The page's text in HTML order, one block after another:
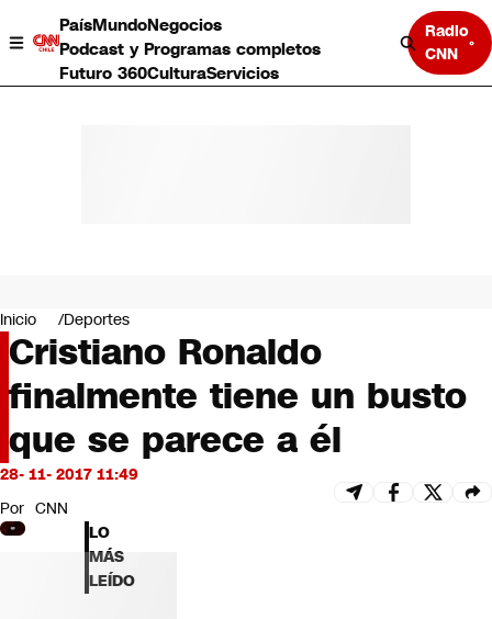
PaísMundoNegocios
Podcast y Programas completos
Futuro 360CulturaServicios
Radio
CNN
Negocios
Deportes
Programas completos
Cultura
Servicios
Bits
CNN Data
CNN tiempo
Futuro 360
Opinión
Inicio Deportes
Cristiano Ronaldo
finalmente tiene un busto
que se parece a él
28- 11- 2017 11:49
Por CNN
LO
MÁS
LEÍDO